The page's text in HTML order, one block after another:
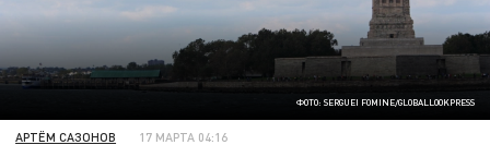
ФОТО: SERGUEI FOMINE/GLOBALLOOKPRESS
АРТЁМ САЗОНОВ 17 МАРТА 04:16